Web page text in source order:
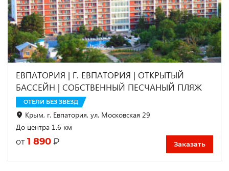
ЕВПАТОРИЯ | Г. ЕВПАТОРИЯ | ОТКРЫТЫЙ
БАССЕЙН | CОБСТВЕННЫЙ ПЕСЧАНЫЙ ПЛЯЖ
ОТЕЛИ БЕЗ ЗВЕЗД
Крым, г. Евпатория, ул. Московская 29
До центра 1.6 км
от 1 890 ₽ Заказать